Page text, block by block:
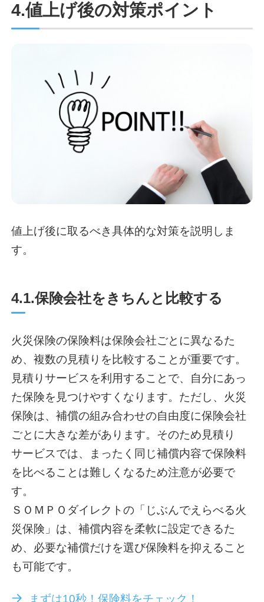
4.値上げ後の対策ポイント
値上げ後に取るべき具体的な対策を説明しま
す。
4.1.保険会社をきちんと比較する
火災保険の保険料は保険会社ごとに異なるた
め、複数の見積りを比較することが重要です。
見積りサービスを利用することで、自分にあっ
た保険を見つけやすくなります。ただし、火災
保険は、補償の組み合わせの自由度に保険会社
ごとに大きな差があります。そのため見積り
サービスでは、まったく同じ補償内容で保険料
を比べることは難しくなるため注意が必要で
す。
ＳＯＭＰＯダイレクトの「じぶんでえらべる火
災保険」は、補償内容を柔軟に設定できるた
め、必要な補償だけを選び保険料を抑えること
も可能です。
まずは10秒！保険料をチェック！